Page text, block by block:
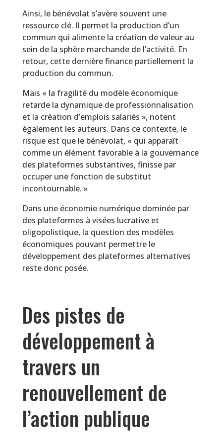
Ainsi, le bénévolat s’avère souvent une
ressource clé. Il permet la production d’un
commun qui alimente la création de valeur au
sein de la sphère marchande de l’activité. En
retour, cette dernière finance partiellement la
production du commun.
Mais « la fragilité du modèle économique
retarde la dynamique de professionnalisation
et la création d’emplois salariés », notent
également les auteurs. Dans ce contexte, le
risque est que le bénévolat, « qui apparaît
comme un élément favorable à la gouvernance
des plateformes substantives, finisse par
occuper une fonction de substitut
incontournable. »
Dans une économie numérique dominée par
des plateformes à visées lucrative et
oligopolistique, la question des modèles
économiques pouvant permettre le
développement des plateformes alternatives
reste donc posée.
Des pistes de
développement à
travers un
renouvellement de
l’action publique